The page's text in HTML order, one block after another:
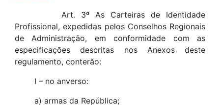
Art. 3º As Carteiras de Identidade
Profissional, expedidas pelos Conselhos Regionais
de Administração, em conformidade com as
especificações descritas nos Anexos deste
regulamento, conterão:
I – no anverso:
a) armas da República;